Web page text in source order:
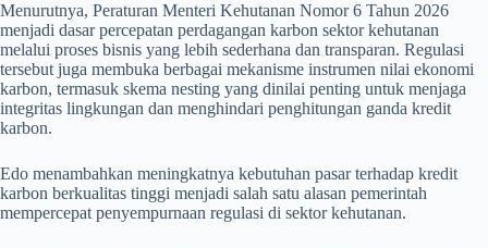
Menurutnya, Peraturan Menteri Kehutanan Nomor 6 Tahun 2026
menjadi dasar percepatan perdagangan karbon sektor kehutanan
melalui proses bisnis yang lebih sederhana dan transparan. Regulasi
tersebut juga membuka berbagai mekanisme instrumen nilai ekonomi
karbon, termasuk skema nesting yang dinilai penting untuk menjaga
integritas lingkungan dan menghindari penghitungan ganda kredit
karbon.
Edo menambahkan meningkatnya kebutuhan pasar terhadap kredit
karbon berkualitas tinggi menjadi salah satu alasan pemerintah
mempercepat penyempurnaan regulasi di sektor kehutanan.